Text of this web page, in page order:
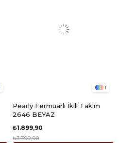
1
Pearly Fermuarlı İkili Takım
2646 BEYAZ
₺1.899,90
₺3.799,90